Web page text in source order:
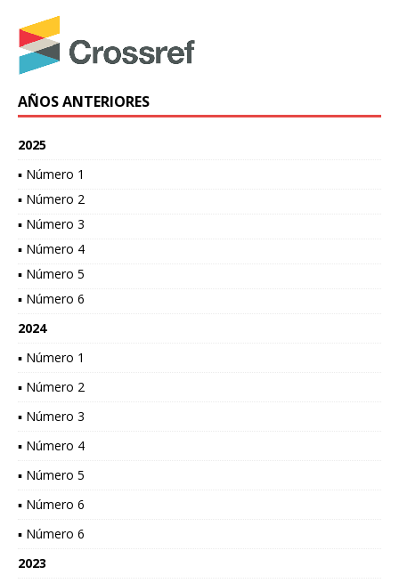
AÑOS ANTERIORES
2025
▪ Número 1
▪ Número 2
▪ Número 3
▪ Número 4
▪ Número 5
▪ Número 6
2024
▪ Número 1
▪ Número 2
▪ Número 3
▪ Número 4
▪ Número 5
▪ Número 6
▪ Número 6
2023